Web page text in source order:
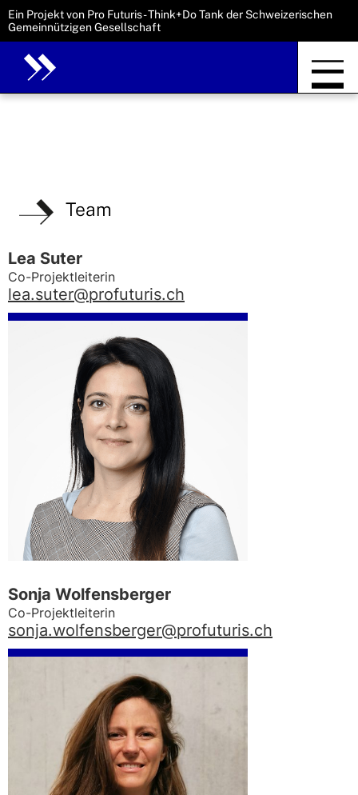
Ein Projekt von Pro Futuris - Think+Do Tank der Schweizerischen
Gemeinnützigen Gesellschaft
Team
Lea Suter
Co-Projektleiterin
lea.suter@profuturis.ch
Sonja Wolfensberger
Co-Projektleiterin
sonja.wolfensberger@profuturis.ch